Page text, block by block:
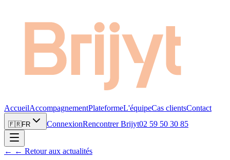
AccueilAccompagnementPlateformeL'équipeCas clientsContact
🇫🇷FR ConnexionRencontrer Brijyt02 59 50 30 85
← ← Retour aux actualités